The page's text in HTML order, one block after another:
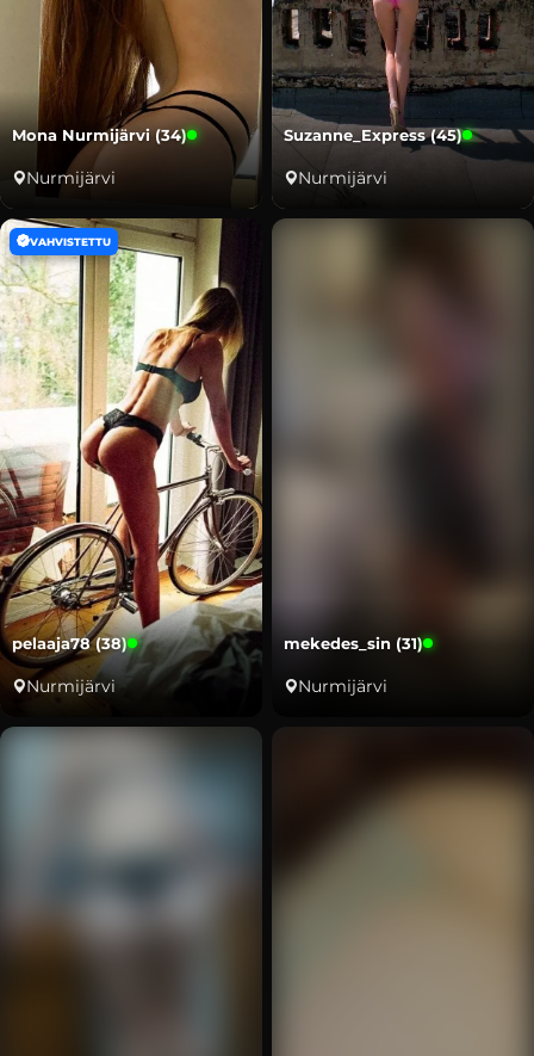
Mona Nurmijärvi (34)
Nurmijärvi
Suzanne_Express (45)
Nurmijärvi
VAHVISTETTU
pelaaja78 (38)
Nurmijärvi
mekedes_sin (31)
Nurmijärvi